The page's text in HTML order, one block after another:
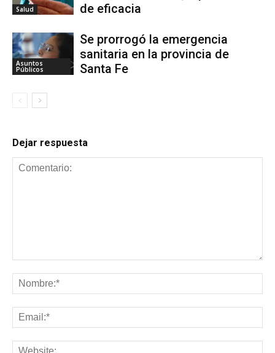
Salud
de eficacia
Asuntos
Públicos
Se prorrogó la emergencia
sanitaria en la provincia de
Santa Fe
Dejar respuesta